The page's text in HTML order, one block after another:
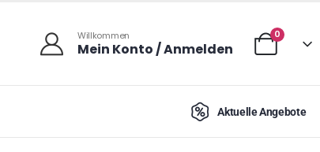
Willkommen
Mein Konto / Anmelden
0
Aktuelle Angebote